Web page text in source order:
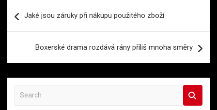
proJaké jsou záruky při nákupu použitého zboží
Boxerské drama rozdává rány příliš mnoha směry